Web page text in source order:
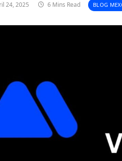
24, 2025 6 Mins Read BLOG